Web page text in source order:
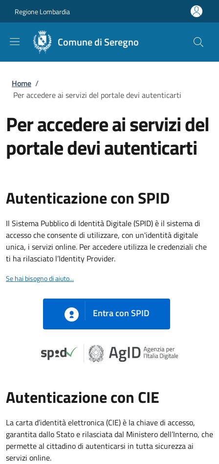
Regione Lombardia
Comune di Seregno
Briciole di pane
Home /
Per accedere ai servizi del portale devi autenticarti
Per accedere ai servizi del
portale devi autenticarti
Autenticazione con SPID
Il Sistema Pubblico di Identità Digitale (SPID) è il sistema di
accesso che consente di utilizzare, con un'identità digitale
unica, i servizi online. Per accedere utilizza le credenziali che
ti ha rilasciato l’Identity Provider.
Se hai bisogno di aiuto...
Entra con SPID
Autenticazione con CIE
La carta d’identità elettronica (CIE) è la chiave di accesso,
garantita dallo Stato e rilasciata dal Ministero dell’Interno, che
permette al cittadino di autenticarsi in tutta sicurezza ai
servizi online.